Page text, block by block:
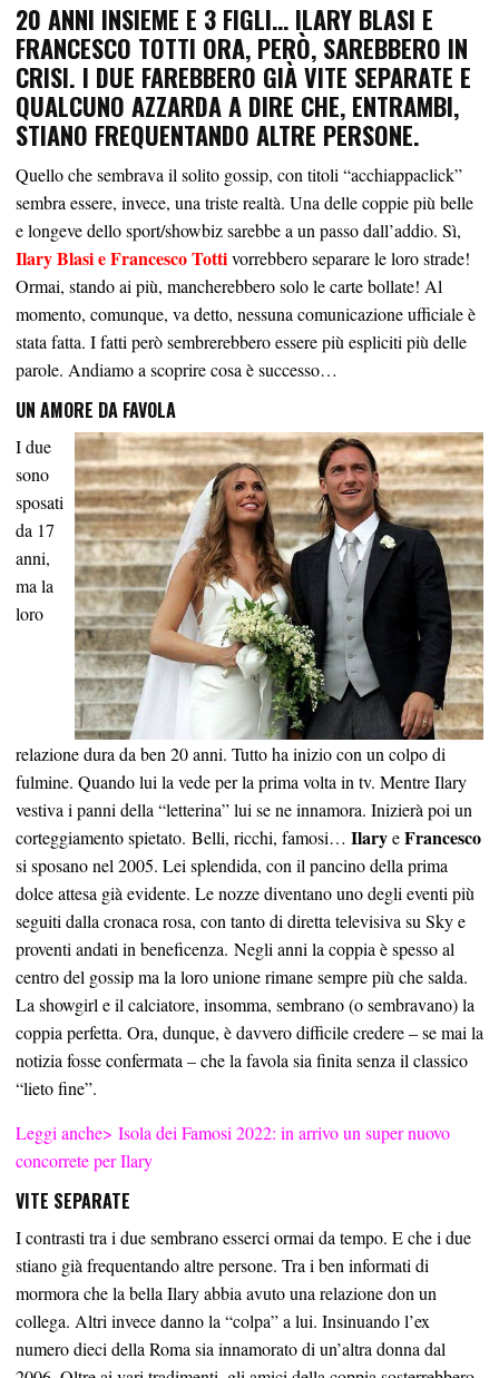
20 ANNI INSIEME E 3 FIGLI… ILARY BLASI E
FRANCESCO TOTTI ORA, PERÒ, SAREBBERO IN
CRISI. I DUE FAREBBERO GIÀ VITE SEPARATE E
QUALCUNO AZZARDA A DIRE CHE, ENTRAMBI,
STIANO FREQUENTANDO ALTRE PERSONE.
Quello che sembrava il solito gossip, con titoli “acchiappaclick”
sembra essere, invece, una triste realtà. Una delle coppie più belle
e longeve dello sport/showbiz sarebbe a un passo dall’addio. Sì,
Ilary Blasi e Francesco Tottivorrebbero separare le loro strade!
Ormai, stando ai più, mancherebbero solo le carte bollate! Al
momento, comunque, va detto, nessuna comunicazione ufficiale è
stata fatta. I fatti però sembrerebbero essere più espliciti più delle
parole. Andiamo a scoprire cosa è successo…
UN AMORE DA FAVOLA
I due
sono
sposati
da 17
anni,
ma la
loro
relazione dura da ben 20 anni. Tutto ha inizio con un colpo di
fulmine. Quando lui la vede per la prima volta in tv. Mentre Ilary
vestiva i panni della “letterina” lui se ne innamora. Inizierà poi un
corteggiamento spietato. Belli, ricchi, famosi… IlaryeFrancesco
si sposano nel 2005. Lei splendida, con il pancino della prima
dolce attesa già evidente. Le nozze diventano uno degli eventi più
seguiti dalla cronaca rosa, con tanto di diretta televisiva su Sky e
proventi andati in beneficenza. Negli anni la coppia è spesso al
centro del gossip ma la loro unione rimane sempre più che salda.
La showgirl e il calciatore, insomma, sembrano (o sembravano) la
coppia perfetta. Ora, dunque, è davvero difficile credere – se mai la
notizia fosse confermata – che la favola sia finita senza il classico
“lieto fine”.
Leggi anche> Isola dei Famosi 2022: in arrivo un super nuovo
concorrete per Ilary
VITE SEPARATE
I contrasti tra i due sembrano esserci ormai da tempo. E che i due
stiano già frequentando altre persone. Tra i ben informati di
mormora che la bella Ilary abbia avuto una relazione don un
collega. Altri invece danno la “colpa” a lui. Insinuando l’ex
numero dieci della Roma sia innamorato di un’altra donna dal